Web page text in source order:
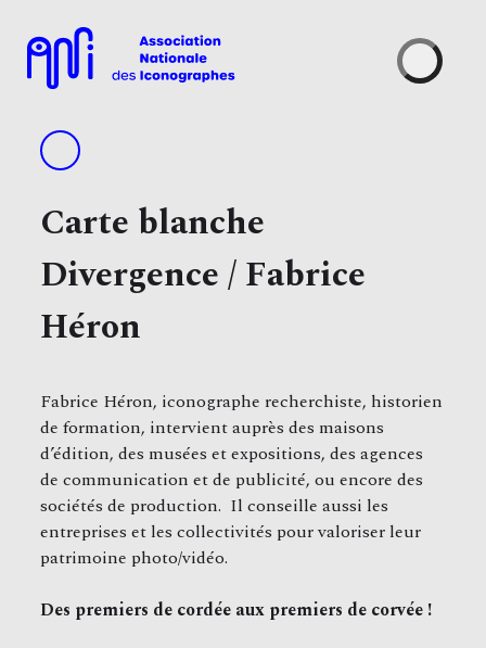
Carte blanche
Divergence / Fabrice
Héron
Fabrice Héron, iconographe recherchiste, historien
de formation, intervient auprès des maisons
d’édition, des musées et expositions, des agences
de communication et de publicité, ou encore des
sociétés de production. Il conseille aussi les
entreprises et les collectivités pour valoriser leur
patrimoine photo/vidéo.
Des premiers de cordée aux premiers de corvée !